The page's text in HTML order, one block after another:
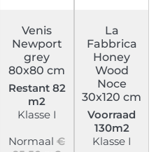
Venis
Newport
grey
80x80 cm
Restant 82
m2
Klasse I
Normaal €
La
Fabbrica
Honey
Wood
Noce
30x120 cm
Voorraad
130m2
Klasse I